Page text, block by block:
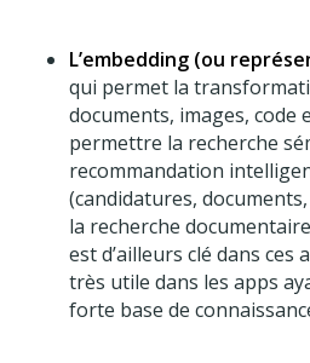
L’embedding (ou
qui permet la
documents, images, code
permettre la recherche
recommandation
(candidatures,
la recherche
est d’ailleurs clé dans ces
très utile dans les apps
forte base de